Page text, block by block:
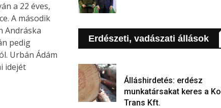
a 22 éves,
A második
Andráska
pedig
Urbán Ádám
idejét
Erdészeti, vadászati állások
Álláshirdetés: erdész
munkatársakat keres a
Trans Kft.